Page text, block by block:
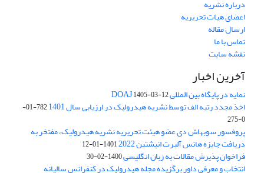
درباره نشریه
اعضای هیات تحریریه
ارسال مقاله
تماس با ما
نقشه سایت
آخرین اخبار
نمایه در پایگاه بین المللی DOAJ1405-03-12
اخذ مجدد رتبه الف توسط نشریه هیدرولیک در ارزیابی سال 1401
782-01-
0-275
پروفسور سوبهاش دی عضو هیئت تحریریه نشریه هیدرولیک، مفتخر به
دریافت جایزه هانس آلبرت انیشتین 2022 1401-01-12
فراخوان پذیرش مقالات به زبان انگلیسی1400-02-30
انتخاب و معرفی داور برگزیده مجله هیدرولیک در کنفرانس سالیانه